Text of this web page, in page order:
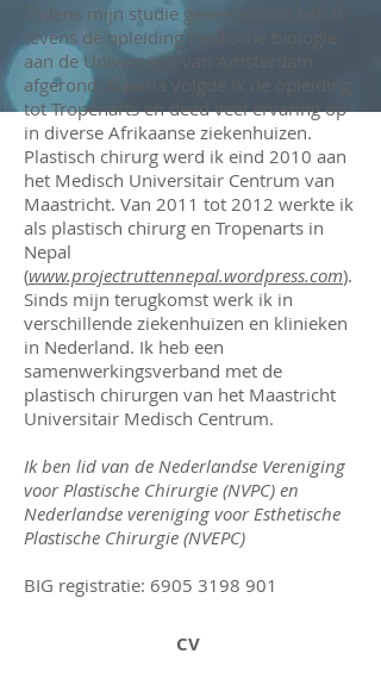
Tijdens mijn studie geneeskunde heb ik
tevens de opleiding medische biologie
aan de Universiteit van Amsterdam
afgerond. Daarna volgde ik de opleiding
tot Tropenarts en deed veel ervaring op
in diverse Afrikaanse ziekenhuizen.
Plastisch chirurg werd ik eind 2010 aan
het Medisch Universitair Centrum van
Maastricht. Van 2011 tot 2012 werkte ik
als plastisch chirurg en Tropenarts in
Nepal
(www.projectruttennepal.wordpress.com).
Sinds mijn terugkomst werk ik in
verschillende ziekenhuizen en klinieken
in Nederland. Ik heb een
samenwerkingsverband met de
plastisch chirurgen van het Maastricht
Universitair Medisch Centrum.
Ik ben lid van de Nederlandse Vereniging
voor Plastische Chirurgie (NVPC) en
Nederlandse vereniging voor Esthetische
Plastische Chirurgie (NVEPC)
BIG registratie: 6905 3198 901
CV